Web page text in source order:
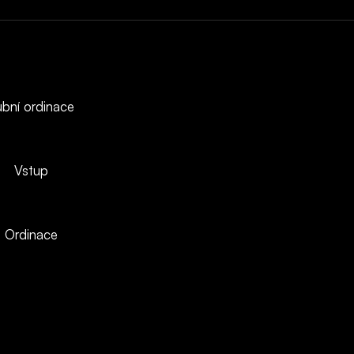
ordinace
Vstup
Ordinace